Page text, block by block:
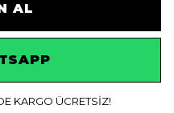
AL
KARGO ÜCRETSİZ!